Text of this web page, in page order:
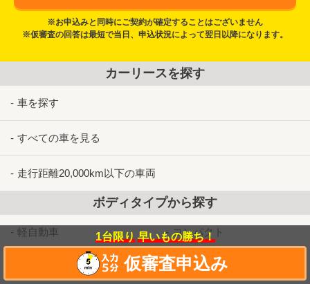
※お申込みと同時にご契約が確定することはございません
※仮審査の回答は最短で当日、申込状況によって翌日以降になります。
1台限り 早いもの勝ち！
仮審査申込み
カーリースを探す
車を探す
すべての車を見る
走行距離20,000km以下の車両
ボディタイプから探す
軽自動車 コンパクト
ＳＵＶ